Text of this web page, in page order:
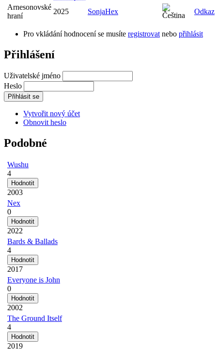
Arnesonovské
hraní
2025 SonjaHex Odkaz
Pro vkládání hodnocení se musíte registrovat nebo přihlásit
Přihlášení
Uživatelské jméno
Heslo
Vytvořit nový účet
Obnovit heslo
Podobné
Wushu
4
2003
Nex
0
2022
Bards & Ballads
4
2017
Everyone is John
0
2002
The Ground Itself
4
2019